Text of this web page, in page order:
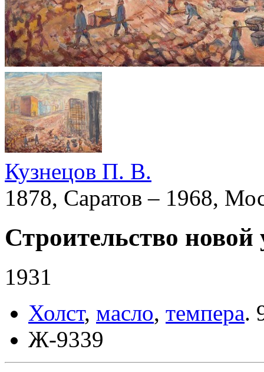
Кузнецов П. В.
1878, Саратов – 1968,
Строительство
1931
Холст, масло, темпера.
Ж-9339